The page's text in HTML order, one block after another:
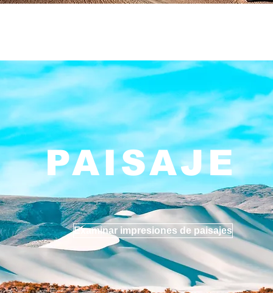
PAISAJE
Examinar impresiones de paisajes